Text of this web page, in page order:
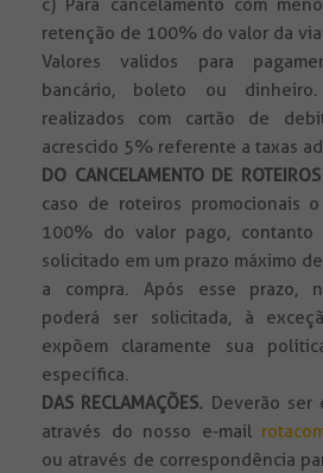
c) Para cancelamento com
retenção de 100% do valor da
Valores validos para
bancário, boleto ou dinheiro.
realizados com cartão de
acrescido 5% referente a taxas
DO CANCELAMENTO DE
caso de roteiros promocionais
100% do valor pago,
solicitado em um prazo máximo
a compra. Após esse prazo,
poderá ser solicitada, à
expõem claramente sua
específica.
DAS RECLAMAÇÕES. Deverão ser
através do nosso e-mail
ou através de correspondência